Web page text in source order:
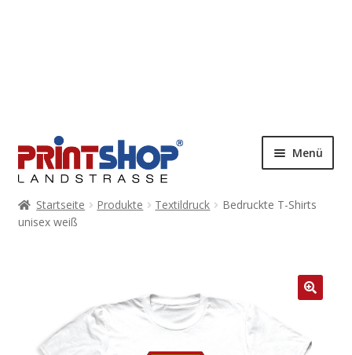
Menü
Startseite Produkte Textildruck
Bedruckte T-Shirts
unisex weiß